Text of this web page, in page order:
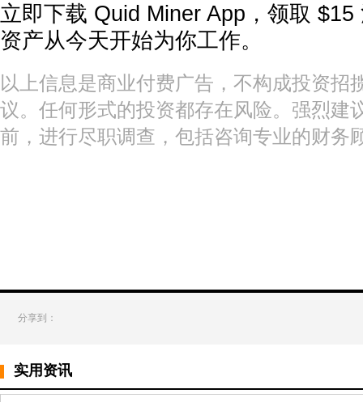
立即下载 Quid Miner App，领取
资产从今天开始为你工作。
以上信息是商业付费广告，不构成投资招
议。任何形式的投资都存在风险。强烈建
前，进行尽职调查，包括咨询专业的财务
分享到：
实用资讯